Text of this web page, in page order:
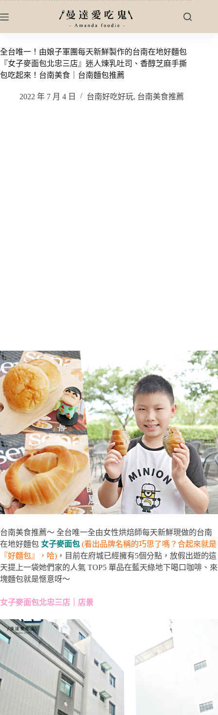
至
內
容
全台唯一！由娘子軍團每天新鮮製作的台南在地好麵包
『女子麥面包北忠三店』迷人煉乳吐司、香醇芝麻手撕
包吃起來！台南美食｜台南麵包推薦
2022 年 7 月 4 日 台南好吃好玩, 台南美食推薦
台南美食推薦～ 全台唯一全由女性烘焙師每天新鮮現做的台南
在地好麵包 女子麥面包 (看出品牌名稱的巧思了嗎？合起來就是
『好麵包』，哈) ，目前在府城已經擁有5個分點，放假出遊的這
天提上一袋她們家的人氣 TOP5 單品在藍天綠地下喝口咖啡、來
塊麵包就是愜意呀～
女子麥面包北忠三店｜店景